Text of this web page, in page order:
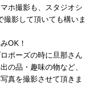
ホ撮影も、スタジオシ
影して頂いても構いま
OK！
ポーズの時に旦那さん
の品・趣味の物など、
真を撮影させて頂きま